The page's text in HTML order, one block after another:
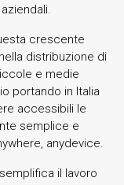
crescente
distribuzione di
e medie
portando in Italia
accessibili le
semplice e
anydevice.
il lavoro